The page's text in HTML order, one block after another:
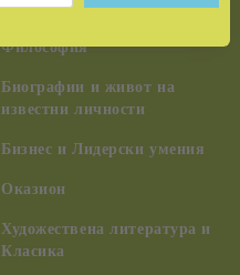
ченълинг, НЛО
Философия
Биографии и живот на
известни личности
Бизнес и Лидерски умения
Оказион
Художествена литература и
Класика